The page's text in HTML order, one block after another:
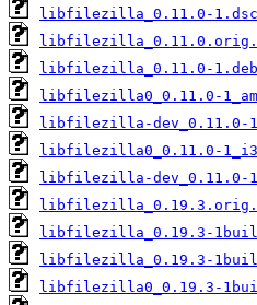
libfilezilla_0.11.0-1.dsc
libfilezilla_0.11.0-
libfilezilla0_0.11.0-
libfilezilla-dev_0.11.0-
libfilezilla0_0.11.0-
libfilezilla-dev_0.11.0-
libfilezilla_0.19.3-
libfilezilla_0.19.3-
libfilezilla0_0.19.3-